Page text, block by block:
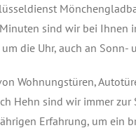
sind wir bei Ihnen
die Uhr, auch an Sonn-
Wohnungstüren,
Hehn sind wir immer zur
Erfahrung, um ein